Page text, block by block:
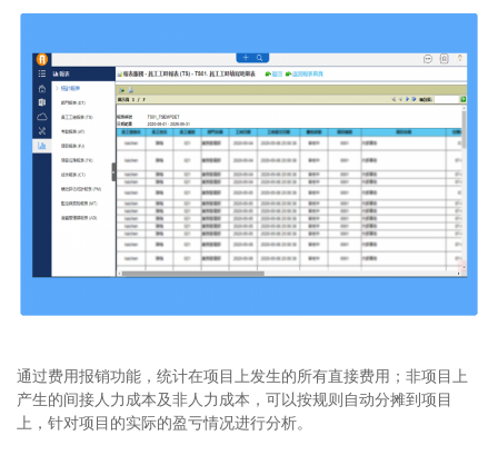
通过费用报销功能，统计在项目上发生的所有直接费用；非项目上
产生的间接人力成本及非人力成本，可以按规则自动分摊到项目
上，针对项目的实际的盈亏情况进行分析。